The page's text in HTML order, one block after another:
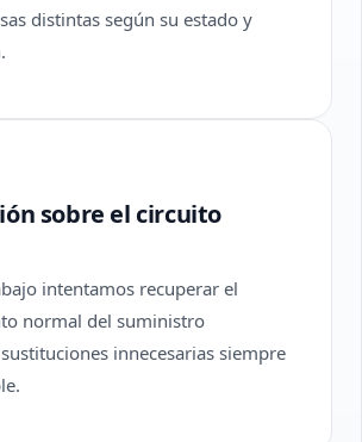
distintas según su estado y
sobre el circuito
intentamos recuperar el
normal del suministro
innecesarias siempre